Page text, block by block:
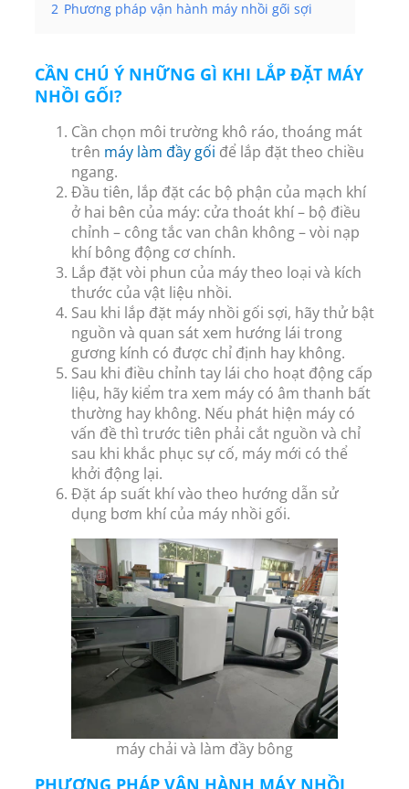
2 Phương pháp vận hành máy nhồi gối sợi
CẦN CHÚ Ý NHỮNG GÌ KHI LẮP ĐẶT MÁY
NHỒI GỐI?
Cần chọn môi trường khô ráo, thoáng mát
trên máy làm đầy gối để lắp đặt theo chiều
ngang.
Đầu tiên, lắp đặt các bộ phận của mạch khí
ở hai bên của máy: cửa thoát khí – bộ điều
chỉnh – công tắc van chân không – vòi nạp
khí bông động cơ chính.
Lắp đặt vòi phun của máy theo loại và kích
thước của vật liệu nhồi.
Sau khi lắp đặt máy nhồi gối sợi, hãy thử bật
nguồn và quan sát xem hướng lái trong
gương kính có được chỉ định hay không.
Sau khi điều chỉnh tay lái cho hoạt động cấp
liệu, hãy kiểm tra xem máy có âm thanh bất
thường hay không. Nếu phát hiện máy có
vấn đề thì trước tiên phải cắt nguồn và chỉ
sau khi khắc phục sự cố, máy mới có thể
khởi động lại.
Đặt áp suất khí vào theo hướng dẫn sử
dụng bơm khí của máy nhồi gối.
máy chải và làm đầy bông
PHƯƠNG PHÁP VẬN HÀNH MÁY NHỒI